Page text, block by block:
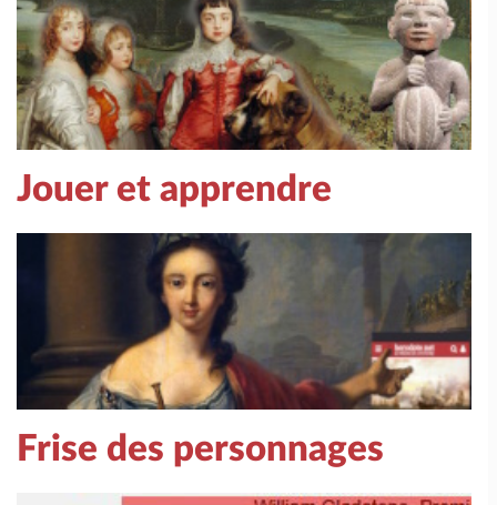
Jouer et apprendre
Frise des personnages